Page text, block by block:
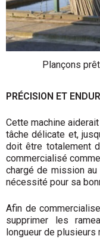
Plançons
PRÉCISION ET
Cette machine
tâche délicate et,
doit être totalement
commercialisé
chargé de mission au
nécessité pour sa
Afin de
supprimer les
longueur de plusieurs